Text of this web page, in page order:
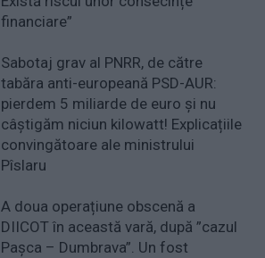
financiare”
Sabotaj grav al PNRR, de către
tabăra anti-europeană PSD-AUR:
pierdem 5 miliarde de euro și nu
câștigăm niciun kilowatt! Explicațiile
convingătoare ale ministrului
Pîslaru
A doua operațiune obscenă a
DIICOT în această vară, după ”cazul
Pașca – Dumbrava”. Un fost